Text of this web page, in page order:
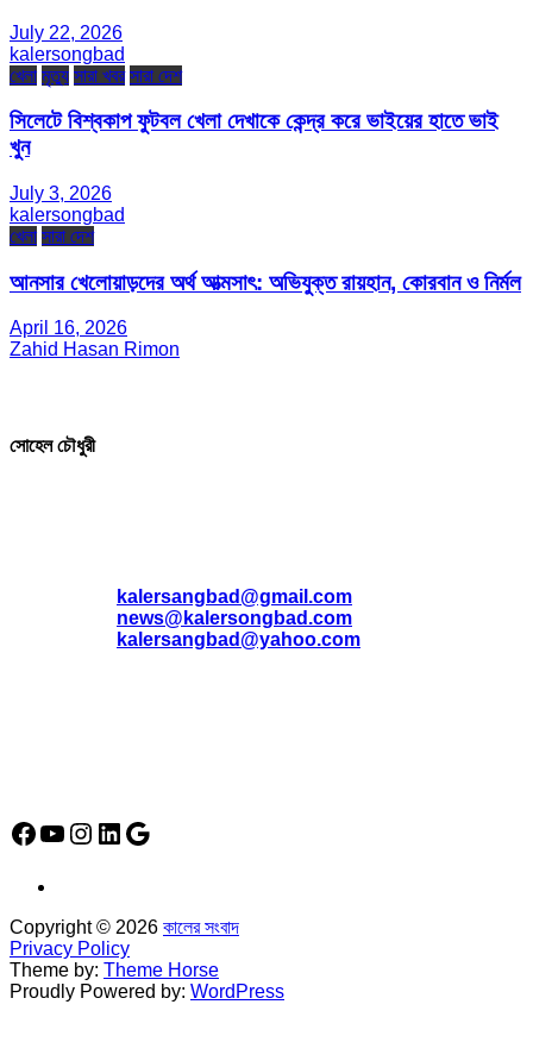
July 22, 2026
kalersongbad
খেলা মৃত্যু সারা খবর সারা দেশ
সিলেটে বিশ্বকাপ ফুটবল খেলা দেখাকে কেন্দ্র করে ভাইয়ের হাতে ভাই
খুন
July 3, 2026
kalersongbad
খেলা সারা দেশ
আনসার খেলোয়াড়দের অর্থ আত্মসাৎ: অভিযুক্ত রায়হান, কোরবান ও নির্মল
April 16, 2026
Zahid Hasan Rimon
সোহেল চৌধুরী
kalersangbad@gmail.com
news@kalersongbad.com
kalersangbad@yahoo.com
Facebook
YouTube
Instagram
LinkedIn
Google
Copyright © 2026 কালের সংবাদ
Privacy Policy
Theme by: Theme Horse
Proudly Powered by: WordPress